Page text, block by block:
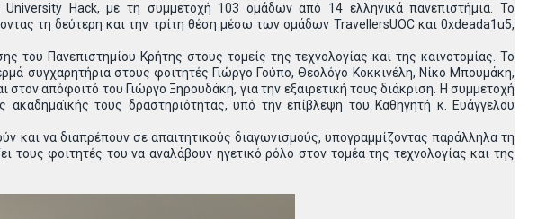
University Hack, με τη συμμετοχή 103 ομάδων από 14 ελληνικά πανεπιστήμια. Το
τη δεύτερη και την τρίτη θέση μέσω των ομάδων TravellersUOCκαι 0xdeada1u5,
του Πανεπιστημίου Κρήτης στους τομείς της τεχνολογίας και της καινοτομίας. Το
συγχαρητήρια στους φοιτητές Γιώργο Γούπο, Θεολόγο Κοκκινέλη, Νίκο Μπουμάκη,
απόφοιτό του Γιώργο Ξηρουδάκη, για την εξαιρετική τους διάκριση. Η συμμετοχή
τους δραστηριότητας, υπό την επίβλεψη του Καθηγητή κ. Ευάγγελου
και να διαπρέπουν σε απαιτητικούς διαγωνισμούς, υπογραμμίζοντας παράλληλα τη
τους φοιτητές του να αναλάβουν ηγετικό ρόλο στον τομέα της τεχνολογίας και της